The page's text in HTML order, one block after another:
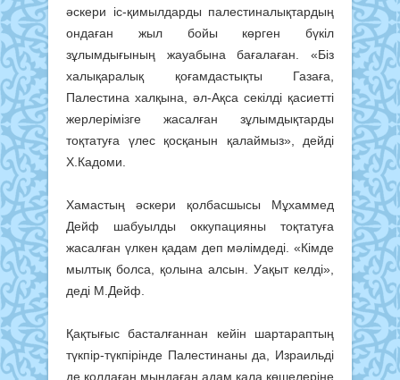
әскери іс-қимылдарды палестиналықтардың
ондаған жыл бойы көрген бүкіл
зұлымдығының жауабына бағалаған. «Біз
халықаралық қоғамдастықты Газаға,
Палестина халқына, әл-Ақса секілді қасиетті
жерлерімізге жасалған зұлымдықтарды
тоқтатуға үлес қосқанын қалаймыз», дейді
Х.Кадоми.
Хамастың әскери қолбасшысы Мұхаммед
Дейф шабуылды оккупацияны тоқтатуға
жасалған үлкен қадам деп мәлімдеді. «Кімде
мылтық болса, қолына алсын. Уақыт келді»,
деді М.Дейф.
Қақтығыс басталғаннан кейін шартараптың
түкпір-түкпірінде Палестинаны да, Израильді
де қолдаған мыңдаған адам қала көшелеріне